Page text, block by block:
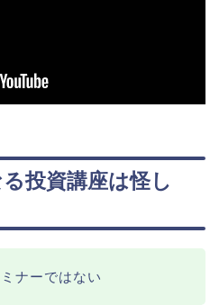
投資講座は怪し
ナーではない